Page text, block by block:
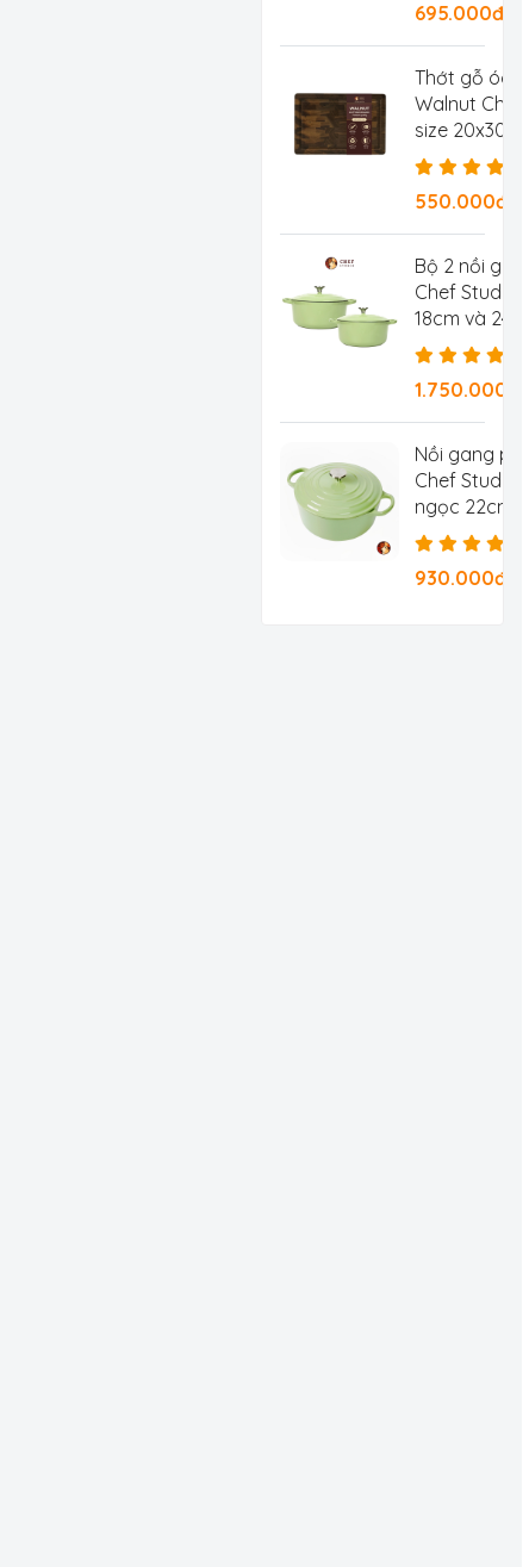
695.000đ/
Thớt gỗ óc
Walnut Chef
size
550.000đ/
Bộ 2 nồi
Chef Studio
18cm và 24cm
1.750.000đ/
Nồi gang
Chef Studio
ngọc 22cm
930.000đ/